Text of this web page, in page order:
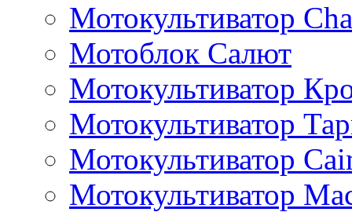
Мотокультиватор
Мотоблок Салют
Мотокультиватор
Мотокультиватор
Мотокультиватор
Мотокультиватор